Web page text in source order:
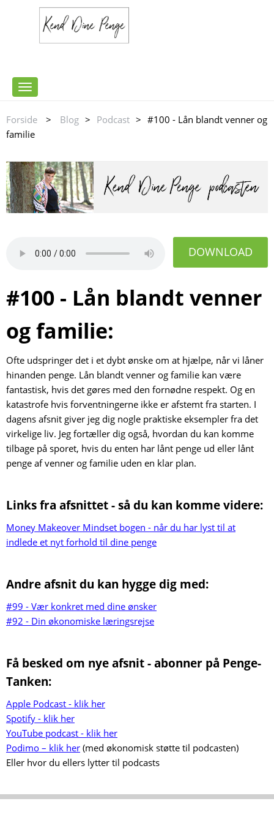
Toggle
Forside
> Blog > Podcast > #100 - Lån blandt venner og
familie
DOWNLOAD
#100 - Lån blandt venner
og familie:
Ofte udspringer det i et dybt ønske om at hjælpe, når vi låner
hinanden penge. Lån blandt venner og familie kan være
fantastisk, hvis det gøres med den fornødne respekt. Og en
katastrofe hvis forventningerne ikke er afstemt fra starten. I
dagens afsnit giver jeg dig nogle praktiske eksempler fra det
virkelige liv. Jeg fortæller dig også, hvordan du kan komme
tilbage på sporet, hvis du enten har lånt penge ud eller lånt
penge af venner og familie uden en klar plan.
Links fra afsnittet - så du kan komme videre:
Money Makeover Mindset bogen - når du har lyst til at
indlede et nyt forhold til dine penge
Andre afsnit du kan hygge dig med:
#99 - Vær konkret med dine ønsker
#92 - Din økonomiske læringsrejse
Få besked om nye afsnit - abonner på Penge-
Tanken:
Apple Podcast - klik her
Spotify - klik her
YouTube podcast - klik her
Podimo – klik her (med økonomisk støtte til podcasten)
Eller hvor du ellers lytter til podcasts